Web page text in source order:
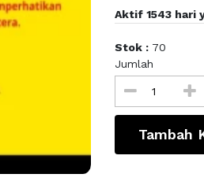
Aktif 1543 hari
Stok : 70
Jumlah
Tambah